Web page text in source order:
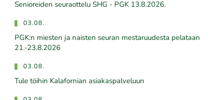
​​​​​​​Senioreiden seuraottelu SHG - PGK 13.8.2026.
03.08.
PGK:n miesten ja naisten seuran mestaruudesta pelataan
21.-23.8.2026
03.08.
Tule töihin Kalafornian asiakaspalveluun